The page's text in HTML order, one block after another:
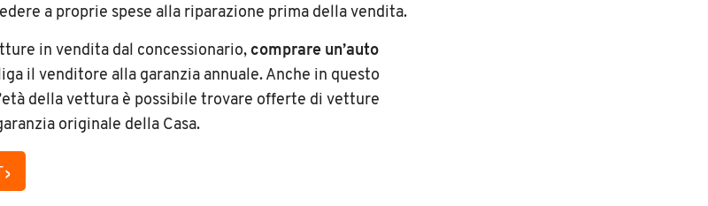
a proprie spese alla riparazione prima della vendita.
in vendita dal concessionario, comprare un’auto
il venditore alla garanzia annuale. Anche in questo
della vettura è possibile trovare offerte di vetture
originale della Casa.
›